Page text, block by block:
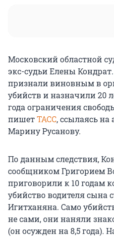
Московский областной
экс-судьи Елены
признали виновным в
убийств и назначили 20
года ограничения
пишетТАСС, ссылаясь на
Марину Русанову.
По данным следствия,
сообщником Григорием
приговорили к 10 годам
убийство водителя сына
Игитханяна. Само
не сами, они наняли
(он осужден на 8,5 года).